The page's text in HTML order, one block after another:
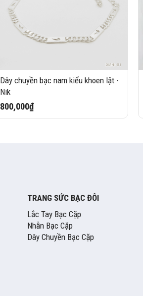
Dây chuyền bạc nam kiểu khoen lật -
Nik
800,000₫
TRANG SỨC BẠC ĐÔI
Lắc Tay Bạc Cặp
Nhẫn Bạc Cặp
Dây Chuyền Bạc Cặp